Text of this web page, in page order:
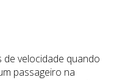
de velocidade quando
passageiro na